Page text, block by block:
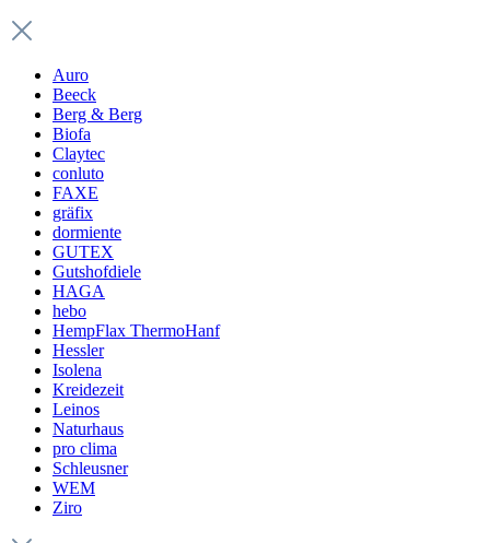
Auro
Beeck
Berg & Berg
Biofa
Claytec
conluto
FAXE
gräfix
dormiente
GUTEX
Gutshofdiele
HAGA
hebo
HempFlax ThermoHanf
Hessler
Isolena
Kreidezeit
Leinos
Naturhaus
pro clima
Schleusner
WEM
Ziro